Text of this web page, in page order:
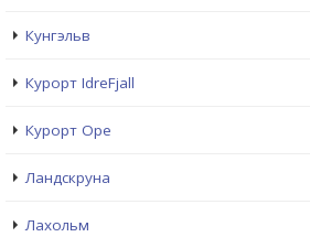
Кунгэльв
Курорт IdreFjall
Курорт Оре
Ландскруна
Лахольм